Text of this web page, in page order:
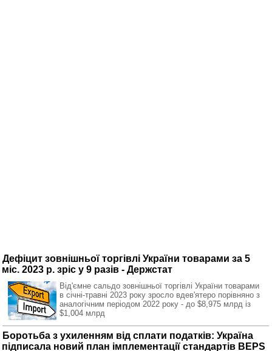
Дефіцит зовнішньої торгівлі України товарами за 5
міс. 2023 р. зріс у 9 разів - Держстат
Від'ємне сальдо зовнішньої торгівлі України товарами
в січні-травні 2023 року зросло вдев'ятеро порівняно з
аналогічним періодом 2022 року - до $8,975 млрд із
$1,004 млрд
Боротьба з ухиленням від сплати податків: Україна
підписала новий план імплементації стандартів BEPS